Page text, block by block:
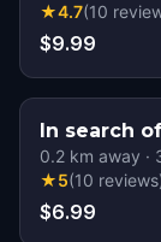
★4.7(10
$9.99
In search
0.2 km away ·
★5(10 reviews
$6.99